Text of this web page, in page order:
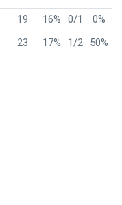
19 16% 0/1
0%
23 17% 1/2 50%